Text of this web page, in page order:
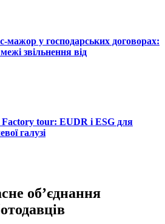
у господарських договорах:
звільнення від
Factory tour: EUDR і ESG для
галузі
об’єднання